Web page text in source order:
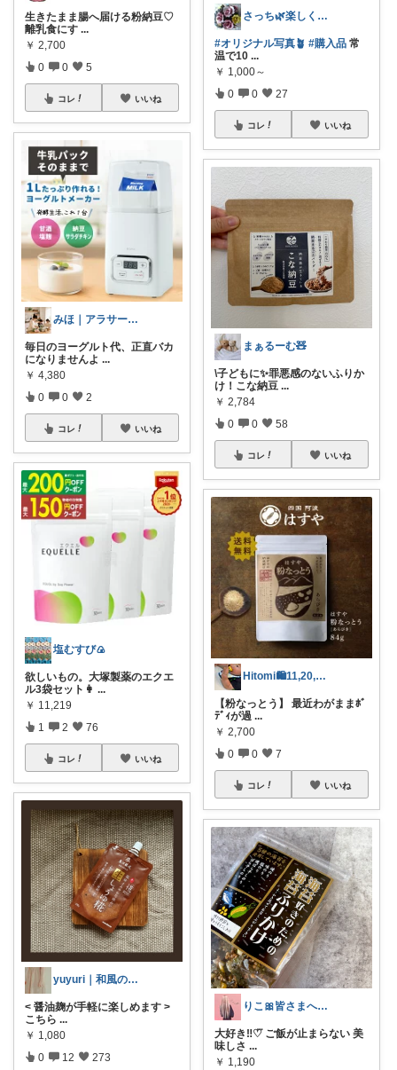
生きたまま腸へ届ける粉納豆♡
離乳食にす ...
￥ 2,700
0 0 5
コレ いいね
みほ｜アラサー主婦｜共働き｜2児育児中
毎日のヨーグルト代、正直バカ
になりませんよ ...
￥ 4,380
0 0 2
コレ いいね
塩むすび🍙
欲しいもの。大塚製薬のエクエ
ル3袋セット👩 ...
￥ 11,219
1 2 76
コレ いいね
yuyuri｜和風の家のほっこり暮らし
< 醤油麹が手軽に楽しめます >
こちら ...
￥ 1,080
0 12 273
さっち🌿楽しくお買い物🎶🍒
#オリジナル写真🪴 #購入品 常
温で10 ...
￥ 1,000～
0 0 27
コレ いいね
まぁるーむ🧸
\子どもに✨罪悪感のないふりか
け！こな納豆 ...
￥ 2,784
0 0 58
コレ いいね
Hitomi🛍️11,20,21♡
【粉なっとう】 最近わがままﾎﾞ
ﾃﾞｨが過 ...
￥ 2,700
0 0 7
コレ いいね
りこ🎀皆さまへ心から感謝🩶
大好き‼︎♡⃛ ご飯が止まらない 美
味しさ ...
￥ 1,190